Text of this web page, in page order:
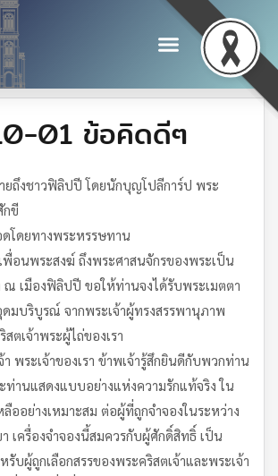
01 ข้อคิดดีๆ
ถึงชาวฟิลิปปี โดยนักบุญโปลีการ์ป พระ
ขี
โดยทางพระหรรษทาน
พื่อนพระสงฆ์ ถึงพระศาสนจักรของพระเป็น
ณ เมืองฟิลิปปี ขอให้ท่านจงได้รับพระเมตตา
มบริบูรณ์ จากพระเจ้าผู้ทรงสรรพานุภาพ
ตเจ้าพระผู้ไถ่ของเรา
า พระเจ้าของเรา ข้าพเจ้ารู้สึกยินดีกับพวกท่าน
ท่านแสดงแบบอย่างแห่งความรักแท้จริง ใน
ลืออย่างเหมาะสม ต่อผู้ที่ถูกจำจองในระหว่าง
า เครื่องจำจองนี้สมควรกับผู้ศักดิ์สิทธิ์ เป็น
รับผู้ถูกเลือกสรรของพระคริสตเจ้าและพระเจ้า